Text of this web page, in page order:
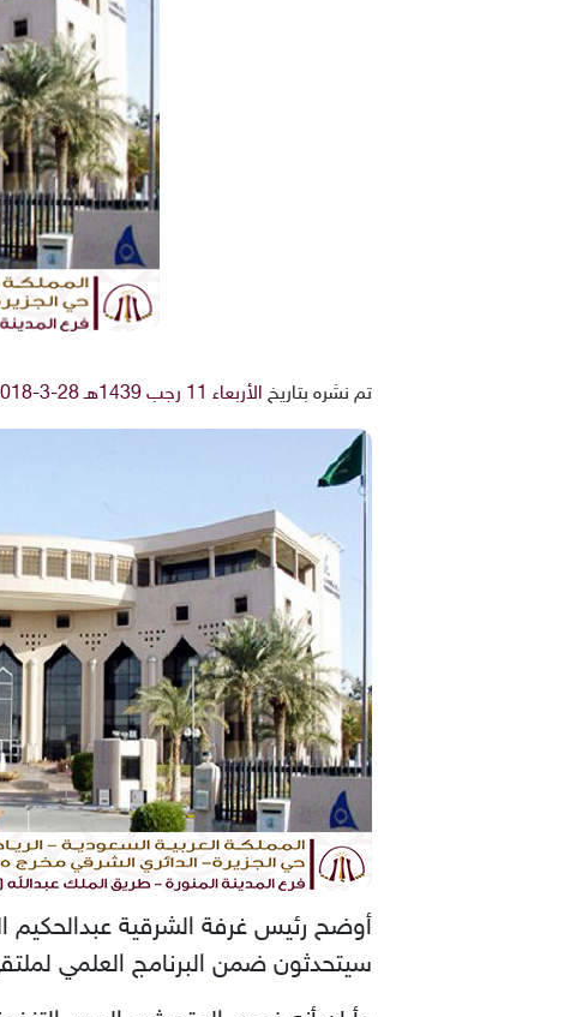
تم نشره بتاريخ الأربعاء 11 رجب 1439هـ 28-3-2018م
أوضح رئيس غرفة الشرقية عبدالحكيم
سيتحدثون ضمن البرنامج العلمي لملتقى الممارسات الوقفية (2018)، والذي